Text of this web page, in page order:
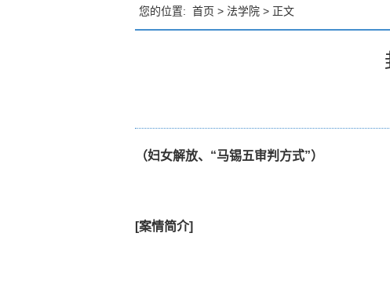
您的位置: 首页 > 法学院 > 正文
（妇女解放、“马锡五审判方式”）
[案情简介]